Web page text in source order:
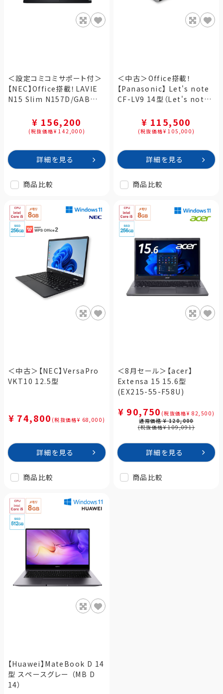
＜設定コミコミサポート付＞
【NEC】Office搭載！LAVIE
N15 Slim N157D/GAB
N157DGAB）
¥ 156,200
(税抜価格¥ 142,000)
詳細を見る
商品比較
＜中古＞Office搭載！
【Panasonic】 Let's note
CF-LV9 14型（Let's note
¥ 115,500
(税抜価格¥ 105,000)
詳細を見る
商品比較
＜中古＞【NEC】VersaPro
VKT10 12.5型
¥ 74,800 (税抜価格¥ 68,000)
詳細を見る
商品比較
＜8月セール＞【acer】
Extensa 15 15.6型
(EX215-55-F58U)
¥ 90,750 (税抜価格¥ 82,500)
通常価格 ¥ 120,000
(税抜価格¥ 109,091)
詳細を見る
商品比較
【Huawei】MateBook D 14
型 スペースグレー （MB D
14）